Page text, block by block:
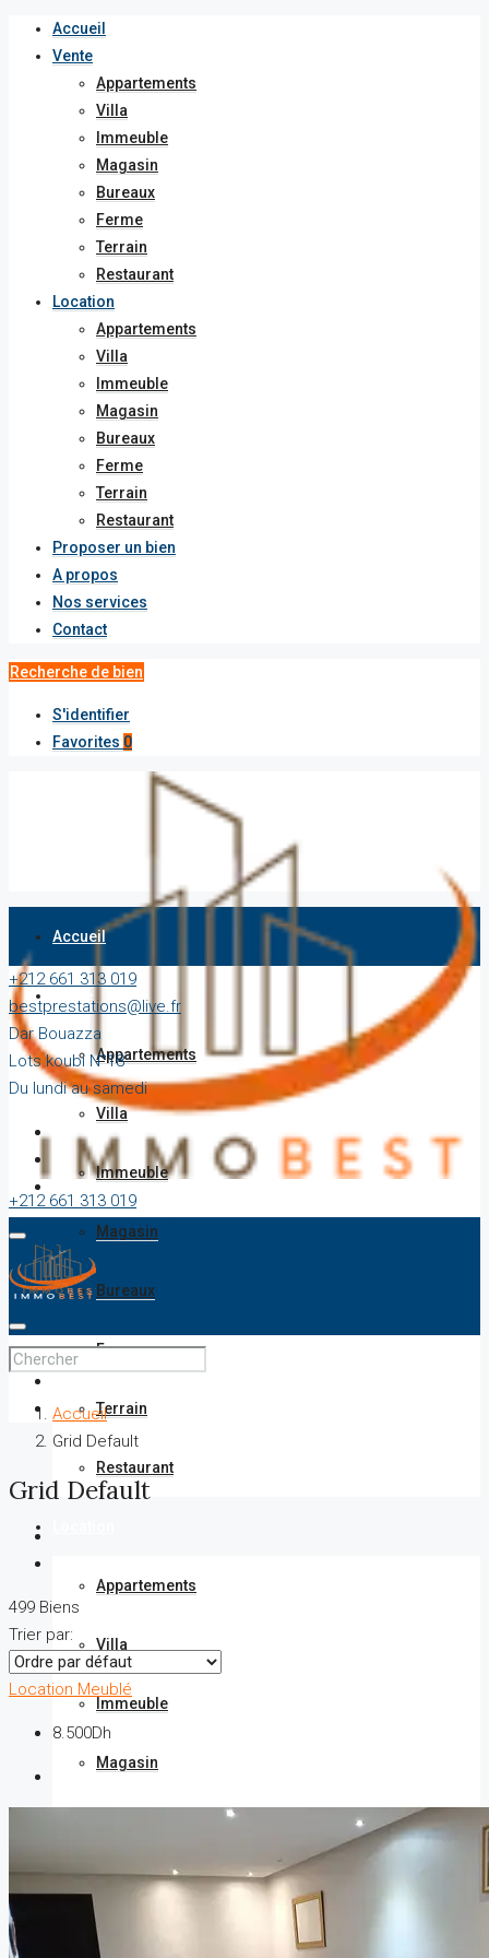
Accueil
Vente
Appartements
Villa
Immeuble
Magasin
Bureaux
Ferme
Terrain
Restaurant
Location
Appartements
Villa
Immeuble
Magasin
Bureaux
Ferme
Terrain
Restaurant
Proposer un bien
A propos
Nos services
Contact
Recherche de bien
S'identifier
Favorites 0
+212 661 313 019
bestprestations@live.fr
Dar Bouazza
Lots koubi N°18
Accueil
Appartements
Villa
Immeuble
Magasin
Bureaux
Ferme
Terrain
Restaurant
Appartements
Villa
Immeuble
Magasin
Ferme
Terrain
+212 661 313 019
bestprestations@live.fr
Dar Bouazza
Lots koubi N°18
Du lundi au samedi
Accueil
Grid Default
Grid Default
499 Biens
Trier par:
Location Meublé
8.500Dh